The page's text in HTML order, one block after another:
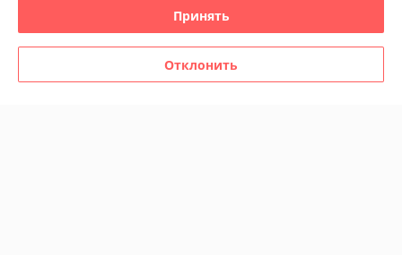
исполнительным, отзывчивым, очень ответственным. Большое
Принять
Отклонить